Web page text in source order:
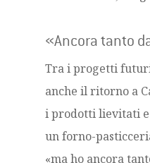
«Ancora tanto
Tra i progetti futuri
anche il ritorno a
i prodotti lievitati
un forno-
«ma ho ancora